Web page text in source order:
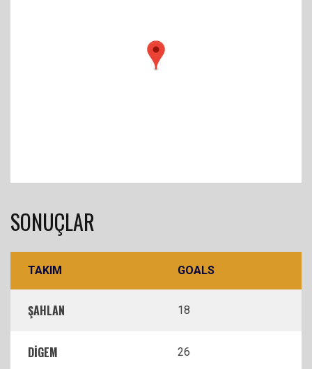
SONUÇLAR
TAKIM GOALS
ŞAHLAN 18
DİGEM 26